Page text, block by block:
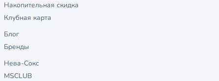
Накопительная скидка
Клубная карта
Блог
Бренды
Нева-Сокс
MSCLUB